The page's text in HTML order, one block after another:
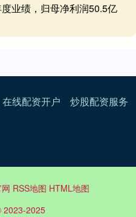
业绩，归母净利润50.5亿
在线配资开户 炒股配资服务
RSS地图 HTML地图
2023-2025